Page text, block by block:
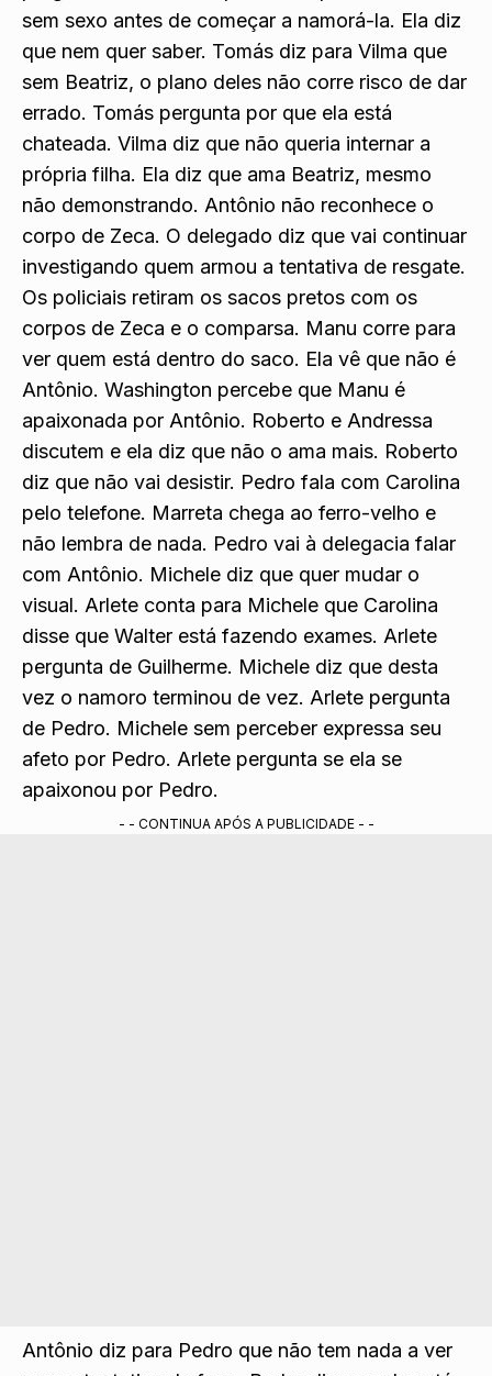
pergunta se ela sabe quanto tempo ele ficava
sem sexo antes de começar a namorá-la. Ela diz
que nem quer saber. Tomás diz para Vilma que
sem Beatriz, o plano deles não corre risco de dar
errado. Tomás pergunta por que ela está
chateada. Vilma diz que não queria internar a
própria filha. Ela diz que ama Beatriz, mesmo
não demonstrando. Antônio não reconhece o
corpo de Zeca. O delegado diz que vai continuar
investigando quem armou a tentativa de resgate.
Os policiais retiram os sacos pretos com os
corpos de Zeca e o comparsa. Manu corre para
ver quem está dentro do saco. Ela vê que não é
Antônio. Washington percebe que Manu é
apaixonada por Antônio. Roberto e Andressa
discutem e ela diz que não o ama mais. Roberto
diz que não vai desistir. Pedro fala com Carolina
pelo telefone. Marreta chega ao ferro-velho e
não lembra de nada. Pedro vai à delegacia falar
com Antônio. Michele diz que quer mudar o
visual. Arlete conta para Michele que Carolina
disse que Walter está fazendo exames. Arlete
pergunta de Guilherme. Michele diz que desta
vez o namoro terminou de vez. Arlete pergunta
de Pedro. Michele sem perceber expressa seu
afeto por Pedro. Arlete pergunta se ela se
apaixonou por Pedro.